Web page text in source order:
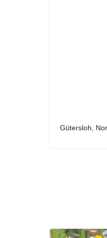
Gütersloh,